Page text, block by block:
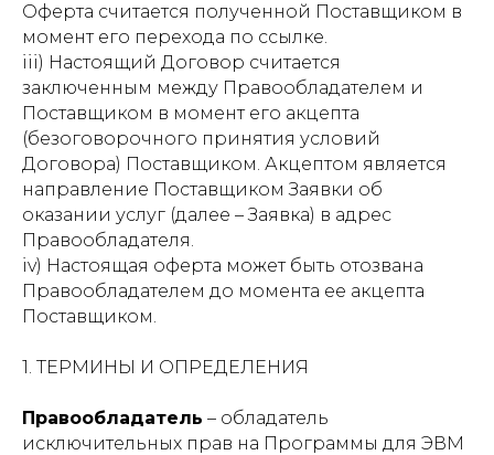
Оферта считается полученной Поставщиком в
момент его перехода по ссылке.
iii) Настоящий Договор считается
заключенным между Правообладателем и
Поставщиком в момент его акцепта
(безоговорочного принятия условий
Договора) Поставщиком. Акцептом является
направление Поставщиком Заявки об
оказании услуг (далее – Заявка) в адрес
Правообладателя.
iv) Настоящая оферта может быть отозвана
Правообладателем до момента ее акцепта
Поставщиком.
1. ТЕРМИНЫ И ОПРЕДЕЛЕНИЯ
Правообладатель – обладатель
исключительных прав на Программы для ЭВМ